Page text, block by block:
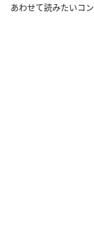
あわせて読みたいコ